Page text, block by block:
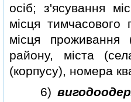
осiб; з'ясування
мiсця
мiсця проживання
району, мiста
(корпусу), номера
6)